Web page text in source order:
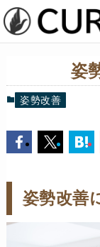
姿
姿勢改善
姿勢改善